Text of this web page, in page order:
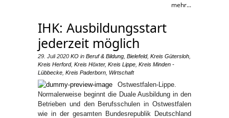
mehr...
IHK: Ausbildungsstart
jederzeit möglich
29. Juli 2020 KO in Beruf & Bildung Bielefeld, Kreis Gütersloh
Kreis Herford, Kreis Höxter, Kreis Lippe Kreis Minden -
Lübbecke Kreis Paderborn Wirtschaft
Ostwestfalen-Lippe.
Normalerweise beginnt die Duale Ausbildung in den
Betrieben und den Berufsschulen in Ostwestfalen
wie in der gesamten Bundesrepublik Deutschland